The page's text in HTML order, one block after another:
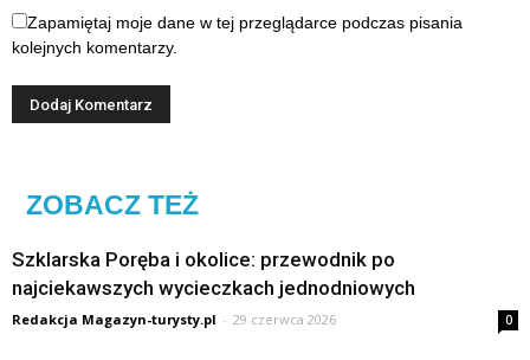
Zapamiętaj moje dane w tej przeglądarce podczas pisania
kolejnych komentarzy.
ZOBACZ TEŻ
Szklarska Poręba i okolice: przewodnik po
najciekawszych wycieczkach jednodniowych
Redakcja Magazyn-turysty.pl - 29 czerwca 2026 0